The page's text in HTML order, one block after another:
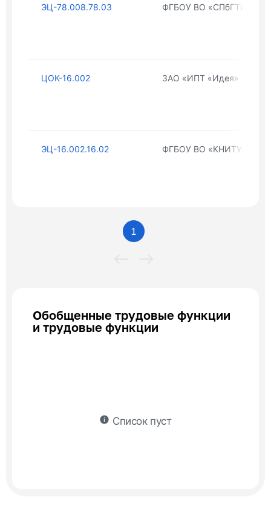
ЭЦ-78.008.78.03 ФГБОУ ВО «СПбГТИ(ТУ)»
ЦОК-16.002 ЗАО «ИПТ «Идея»
ЭЦ-16.002.16.02 ФГБОУ ВО «КНИТУ»
1
Обобщенные трудовые функции
и трудовые функции
info Список пуст